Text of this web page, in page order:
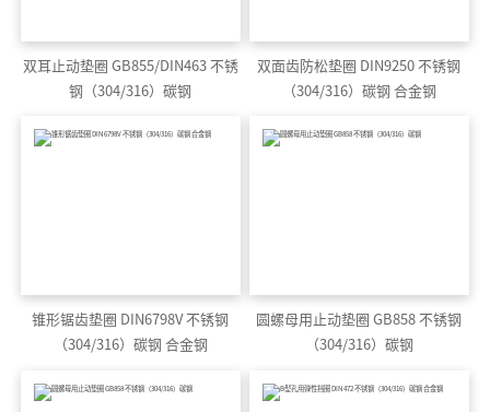
双耳止动垫圈 GB855/DIN463 不锈
钢（304/316）碳钢
双面齿防松垫圈 DIN9250 不锈钢
（304/316）碳钢 合金钢
锥形锯齿垫圈 DIN6798V 不锈钢
（304/316）碳钢 合金钢
圆螺母用止动垫圈 GB858 不锈钢
（304/316）碳钢